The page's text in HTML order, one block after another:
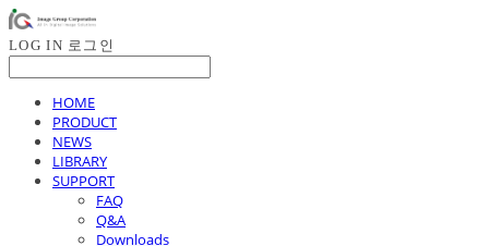
LOG IN 로그인
HOME
PRODUCT
NEWS
LIBRARY
SUPPORT
FAQ
Q&A
Downloads